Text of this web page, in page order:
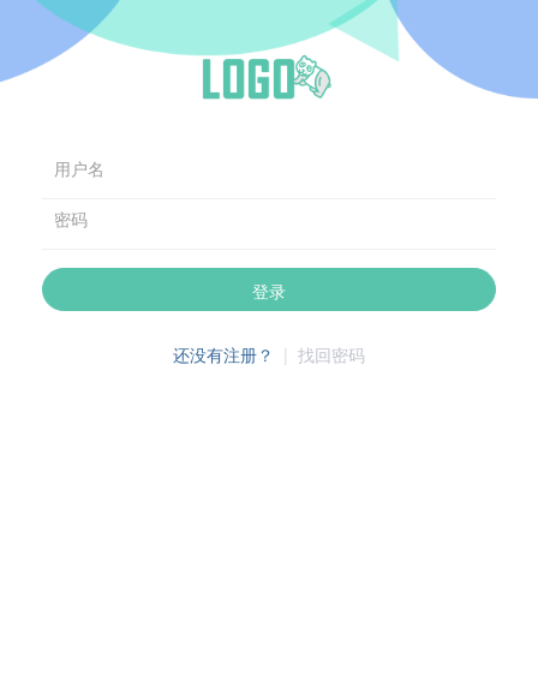
用户名
密码
登录
还没有注册？ | 找回密码